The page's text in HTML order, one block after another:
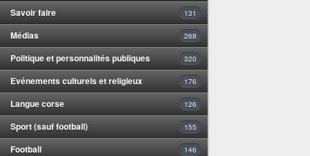
Savoir faire 131
Médias 268
Politique et personnalités publiques 320
Evénements culturels et religieux 176
Langue corse 126
Sport (sauf football) 155
Football 146